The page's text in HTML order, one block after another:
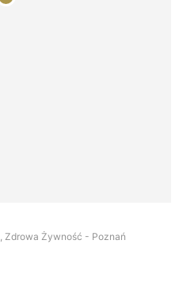
Zdrowa Żywność - Poznań